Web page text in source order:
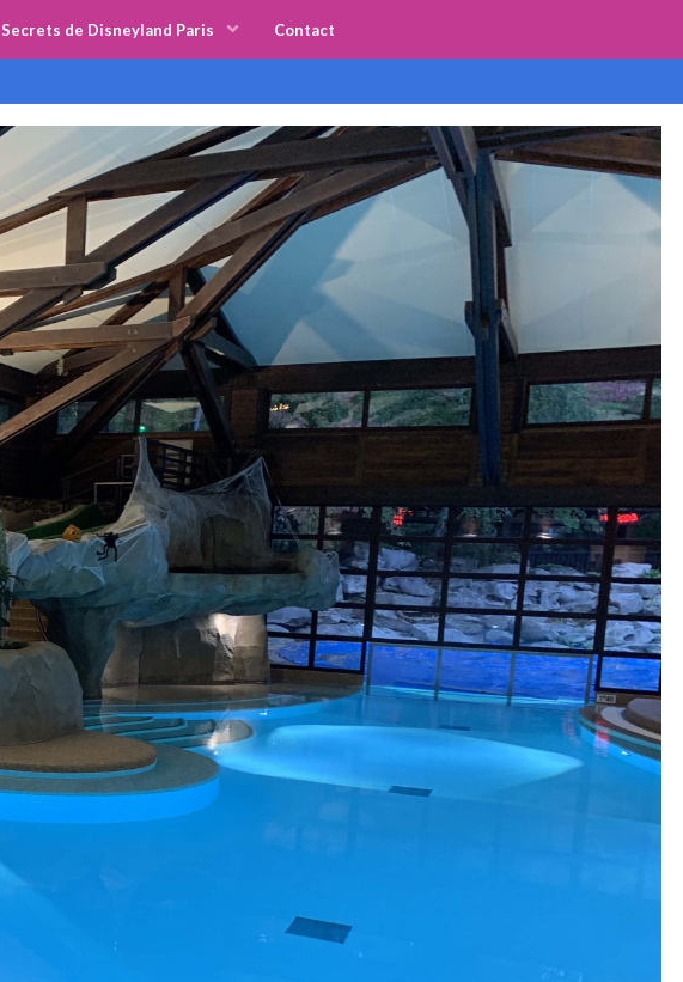
Secrets de Disneyland Paris Contact